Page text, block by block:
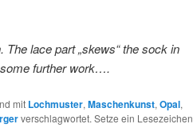
lace part „skews“ the sock in
some further work….
mit Lochmuster, Maschenkunst, Opal,
verschlagwortet. Setze ein Lesezeichen